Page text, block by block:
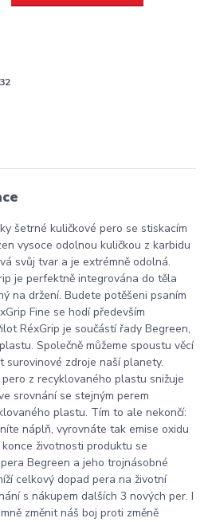
šetrné kuličkové pero se stiskacím
vysoce odolnou kuličkou z karbidu
svůj tvar a je extrémně odolná.
je perfektně integrována do těla
na držení. Budete potěšeni psaním
Fine se hodí především
RéxGrip je součástí řady Begreen,
Společně můžeme spoustu věcí
surovinové zdroje naší planety.
z recyklovaného plastu snižuje
srovnání se stejným perem
plastu. Tím to ale nekončí:
náplň, vyrovnáte tak emise oxidu
životnosti produktu se
Begreen a jeho trojnásobné
celkový dopad pera na životní
s nákupem dalších 3 nových per. I
změnit náš boj proti změně